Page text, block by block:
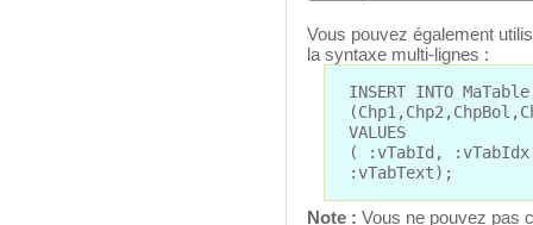
Vous pouvez également
la syntaxe multi-lignes :
INSERT INTO MaTable
VALUES
( :vTabId,
:vTabText);
Note : Vous ne pouvez pas